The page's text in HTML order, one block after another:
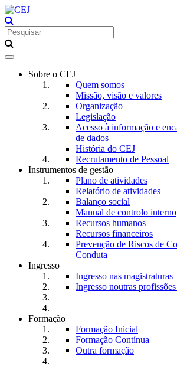
Toggle
navigationSobre o CEJ
Quem somos
Missão, visão e valores
Organização
Legislação
Acesso à informação e
de dados
História do CEJ
Recrutamento de Pessoal
Instrumentos de gestão
Plano de atividades
Relatório de atividades
Balanço social
Manual de controlo interno
Recursos humanos
Recursos financeiros
Prevenção de Riscos de
Conduta
Ingresso
Ingresso nas magistraturas
Ingresso noutras
Formação
Formação Inicial
Formação Contínua
Outra formação